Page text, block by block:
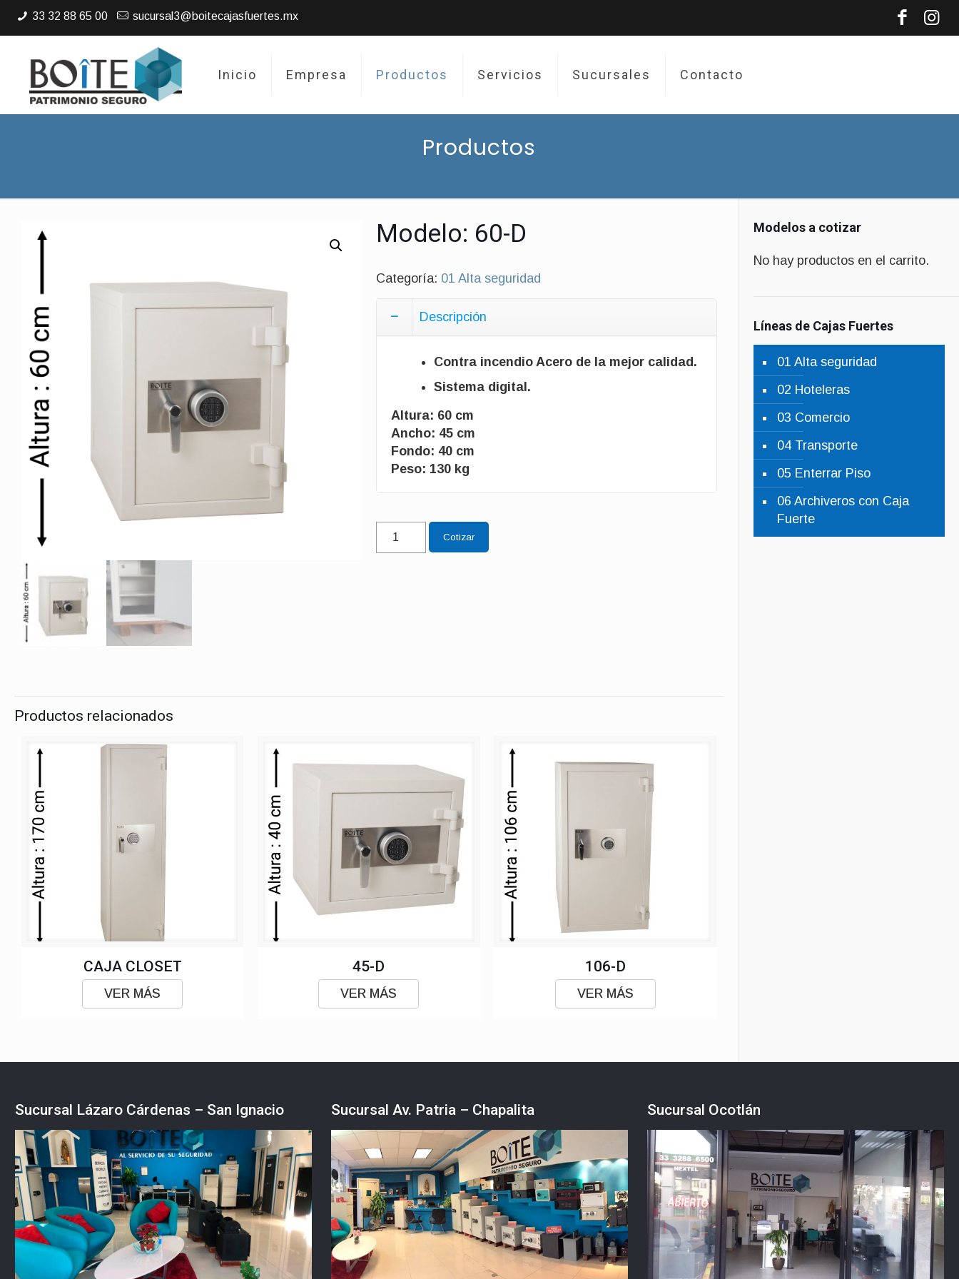
33 32 88 65 00 sucursal3@boitecajasfuertes.mx
Inicio Empresa Productos Servicios Sucursales Contacto
Productos
Modelo: 60-D
Categoría: 01 Alta seguridad
Descripción
Contra incendio Acero de la mejor calidad.
Sistema digital.
Altura: 60 cm
Ancho: 45 cm
Fondo: 40 cm
Peso: 130 kg
60-
Cotizar
Productos relacionados
CAJA CLOSET
VER MÁS
45-D
VER MÁS
106-D
VER MÁS
Modelos a cotizar
No hay productos en el carrito.
Líneas de Cajas Fuertes
01 Alta seguridad
02 Hoteleras
03 Comercio
04 Transporte
05 Enterrar Piso
06 Archiveros con Caja
Fuerte
Sucursal Lázaro Cárdenas – San Ignacio Sucursal Av. Patria – Chapalita Sucursal Ocotlán